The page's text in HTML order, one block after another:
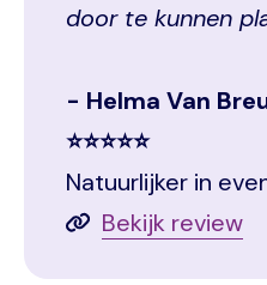
door te kunnen
Helma Van
⭐⭐⭐⭐⭐
Natuurlijker in
Bekijk review